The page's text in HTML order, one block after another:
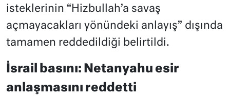
isteklerinin “Hizbullah’a savaş
açmayacakları yönündeki anlayış” dışında
tamamen reddedildiği belirtildi.
İsrail basını: Netanyahu esir
anlaşmasını reddetti